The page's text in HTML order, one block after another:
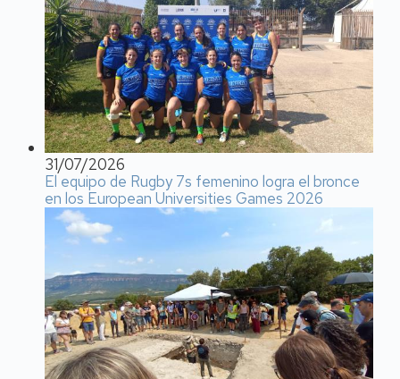
31/07/2026
El equipo de Rugby 7s femenino logra el bronce
en los European Universities Games 2026